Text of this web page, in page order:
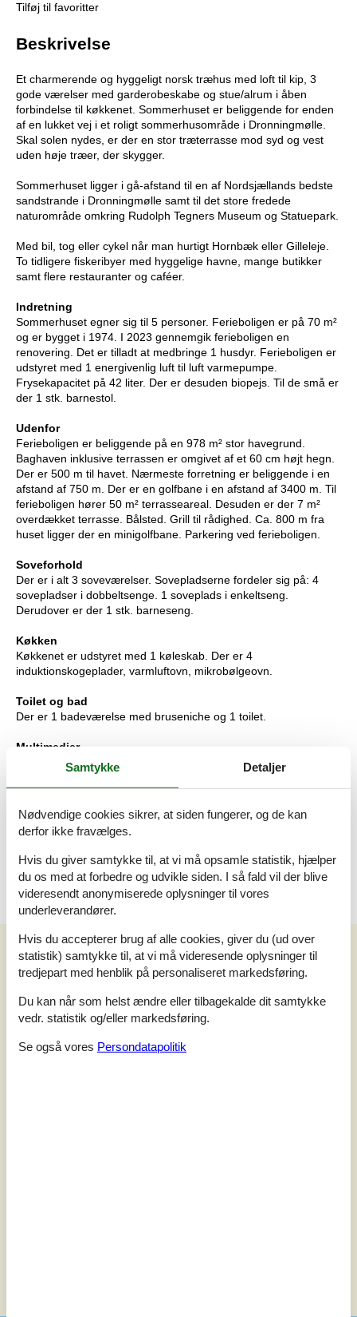
Tilføj til favoritter
Beskrivelse
Et charmerende og hyggeligt norsk træhus med loft til kip, 3
gode værelser med garderobeskabe og stue/alrum i åben
forbindelse til køkkenet. Sommerhuset er beliggende for enden
af en lukket vej i et roligt sommerhusområde i Dronningmølle.
Skal solen nydes, er der en stor træterrasse mod syd og vest
uden høje træer, der skygger.
Sommerhuset ligger i gå-afstand til en af Nordsjællands bedste
sandstrande i Dronningmølle samt til det store fredede
naturområde omkring Rudolph Tegners Museum og Statuepark.
Med bil, tog eller cykel når man hurtigt Hornbæk eller Gilleleje.
To tidligere fiskeribyer med hyggelige havne, mange butikker
samt flere restauranter og caféer.
Indretning
Sommerhuset egner sig til 5 personer. Ferieboligen er på 70 m²
og er bygget i 1974. I 2023 gennemgik ferieboligen en
renovering. Det er tilladt at medbringe 1 husdyr. Ferieboligen er
udstyret med 1 energivenlig luft til luft varmepumpe.
Frysekapacitet på 42 liter. Der er desuden biopejs. Til de små er
der 1 stk. barnestol.
Udenfor
Ferieboligen er beliggende på en 978 m² stor havegrund.
Baghaven inklusive terrassen er omgivet af et 60 cm højt hegn.
Der er 500 m til havet. Nærmeste forretning er beliggende i en
afstand af 750 m. Der er en golfbane i en afstand af 3400 m. Til
ferieboligen hører 50 m² terrasseareal. Desuden er der 7 m²
overdækket terrasse. Bålsted. Grill til rådighed. Ca. 800 m fra
huset ligger der en minigolfbane. Parkering ved ferieboligen.
Soveforhold
Der er i alt 3 soveværelser. Sovepladserne fordeler sig på: 4
sovepladser i dobbeltsenge. 1 soveplads i enkeltseng.
Derudover er der 1 stk. barneseng.
Køkken
Køkkenet er udstyret med 1 køleskab. Der er 4
induktionskogeplader, varmluftovn, mikrobølgeovn.
Toilet og bad
Der er 1 badeværelse med bruseniche og 1 toilet.
Multimedier
I ferieboligen er der 1 Smart-TV.1 Chromecast.1 Bluetooth-
højtaler. Ingen TV-kanaler - kun streaming. Der er trådløst
internet til rådighed.
Værd at vide
Ingen udlejning til ungdomsgrupper, hvor alle er 15-25 år.
Rygning ikke tilladt. Ved overtrædelse af forbuddet opkræves et
gebyr på minimum DKK 3.000,-.
Vores gæsteanmeldelser
Vores gæsteanmeldelserEksterne anmeldelser
5,0 Baseret på
Samtykke Detaljer
Nødvendige cookies sikrer, at siden fungerer, og de kan
derfor ikke fravælges.
Hvis du giver samtykke til, at vi må opsamle statistik, hjælper
du os med at forbedre og udvikle siden. I så fald vil der blive
videresendt anonymiserede oplysninger til vores
underleverandører.
Hvis du accepterer brug af alle cookies, giver du (ud over
statistik) samtykke til, at vi må videresende oplysninger til
tredjepart med henblik på personaliseret markedsføring.
Du kan når som helst ændre eller tilbagekalde dit samtykke
vedr. statistik og/eller markedsføring.
Se også vores Persondatapolitik